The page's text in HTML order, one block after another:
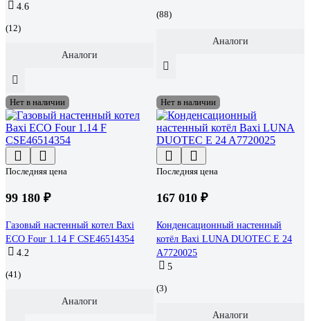
4.6
(12)
Аналоги
(88)
Аналоги
Нет в наличии
Последняя цена
99 180 ₽
Газовый настенный котел Baxi
ECO Four 1.14 F CSE46514354
4.2
(41)
Аналоги
Нет в наличии
Последняя цена
167 010 ₽
Конденсационный настенный
котёл Baxi LUNA DUOTEC E 24
A7720025
5
(3)
Аналоги